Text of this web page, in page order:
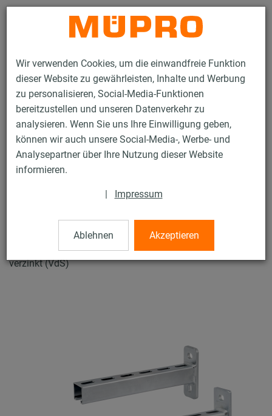
Wir verwenden Cookies, um die einwandfreie Funktion
dieser Website zu gewährleisten, Inhalte und Werbung
zu personalisieren, Social-Media-Funktionen
bereitzustellen und unseren Datenverkehr zu
analysieren. Wenn Sie uns Ihre Einwilligung geben,
können wir auch unsere Social-Media-, Werbe- und
Analysepartner über Ihre Nutzung dieser Website
informieren.
| Impressum
Ablehnen Akzeptieren
Kontakt
Produkte Befestigungstechnik
Installationsschienen
MPR-Schienenkonsolen
MPR-Schienenkonsolen
MPR-Schienenkonsole-BV 41/41/2,5, Länge: 450 mm,
verzinkt (VdS)